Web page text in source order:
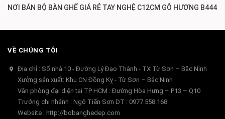
NƠI BÁN BỘ BÀN GHẾ GIÁ RẺ TAY NGHỆ C12CM GỖ HƯƠNG B444
VỀ CHÚNG TÔI
Địa chỉ : Số nhà 10 - Đường Lý Đạo Thành - TX Từ Sơn – Băc Ninh
Xưởng sản xuất: Khu CN Đồng Kỵ - Từ Sơn – Bắc Ninh
Văn phòng đại diện tai TP HCM : Đường Hòa Hưng – P13 – Q10
Trướng chi nhánh : Ngô Tiến Sơn DT : 0977.558.168
Website : http://bobanghedep.com